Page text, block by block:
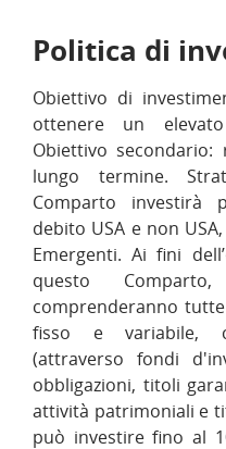
Politica di
Obiettivo di
ottenere un
Obiettivo secondario:
lungo termine.
Comparto investirà
debito USA e non
Emergenti. Ai fini
questo
comprenderanno
fisso e variabile,
(attraverso fondi
obbligazioni, titoli
attività patrimoniali e
può investire fino al